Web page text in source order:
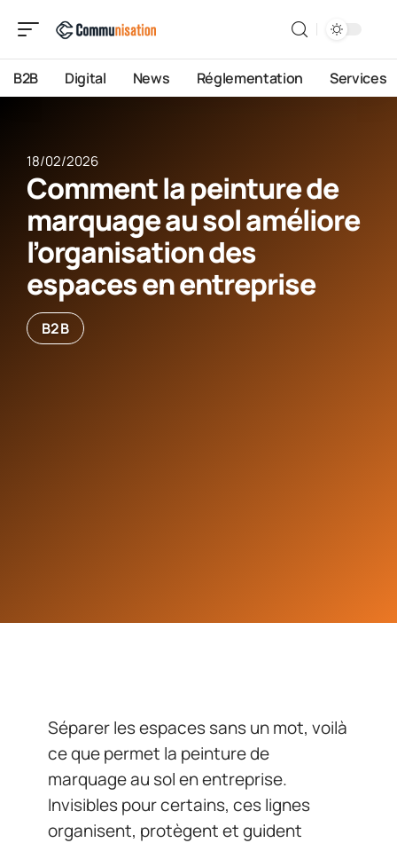
B2B Digital News Réglementation Services
18/02/2026
Comment la peinture de
marquage au sol améliore
l’organisation des
espaces en entreprise
B2B
Séparer les espaces sans un mot, voilà
ce que permet la peinture de
marquage au sol en entreprise.
Invisibles pour certains, ces lignes
organisent, protègent et guident